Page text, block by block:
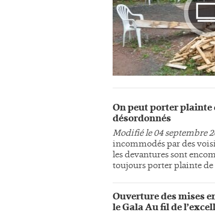
Photo
On peut porter plainte
désordonnés
Modifié le 04 septembre
incommodés par des
les devantures sont
toujours porter plainte de
Ouverture des mises
le Gala Au fil de